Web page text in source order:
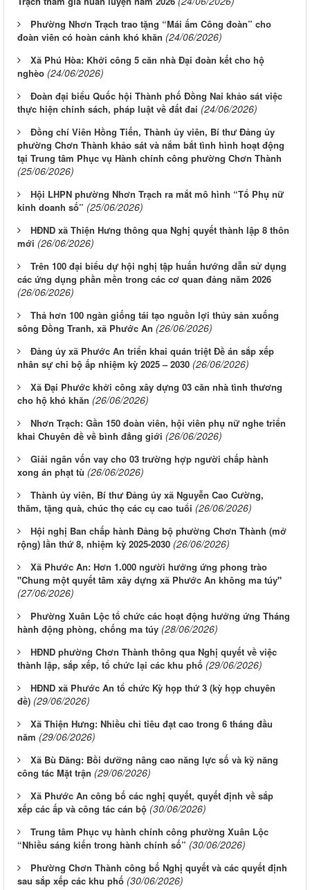
Phường Nhơn Trạch trao tặng “Mái ấm Công đoàn” cho
đoàn viên có hoàn cảnh khó khăn (24/06/2026)
Xã Phú Hòa: Khởi công 5 căn nhà Đại đoàn kết cho hộ
nghèo (24/06/2026)
Đoàn đại biểu Quốc hội Thành phố Đồng Nai khảo sát việc
thực hiện chính sách, pháp luật về đất đai (24/06/2026)
Đồng chí Viên Hồng Tiến, Thành ủy viên, Bí thư Đảng ủy
phường Chơn Thành khảo sát và nắm bắt tình hình hoạt động
tại Trung tâm Phục vụ Hành chính công phường Chơn Thành
(25/06/2026)
Hội LHPN phường Nhơn Trạch ra mắt mô hình “Tổ Phụ nữ
kinh doanh số” (25/06/2026)
HĐND xã Thiện Hưng thông qua Nghị quyết thành lập 8 thôn
mới (26/06/2026)
Trên 100 đại biểu dự hội nghị tập huấn hướng dẫn sử dụng
các ứng dụng phần mền trong các cơ quan đảng năm 2026
(26/06/2026)
Thả hơn 100 ngàn giống tái tạo nguồn lợi thủy sản xuống
sông Đồng Tranh, xã Phước An (26/06/2026)
Đảng ủy xã Phước An triển khai quán triệt Đề án sắp xếp
nhân sự chi bộ ấp nhiệm kỳ 2025 – 2030 (26/06/2026)
Xã Đại Phước khởi công xây dựng 03 căn nhà tình thương
cho hộ khó khăn (26/06/2026)
Nhơn Trạch: Gần 150 đoàn viên, hội viên phụ nữ nghe triển
khai Chuyên đề về bình đẳng giới (26/06/2026)
Giải ngân vốn vay cho 03 trường hợp người chấp hành
xong án phạt tù (26/06/2026)
Thành ủy viên, Bí thư Đảng ủy xã Nguyễn Cao Cường,
thăm, tặng quà, chúc thọ các cụ cao tuổi (26/06/2026)
Hội nghị Ban chấp hành Đảng bộ phường Chơn Thành (mở
rộng) lần thứ 8, nhiệm kỳ 2025-2030 (26/06/2026)
Xã Phước An: Hơn 1.000 người hưởng ứng phong trào
"Chung một quyết tâm xây dựng xã Phước An không ma túy"
(27/06/2026)
Phường Xuân Lộc tổ chức các hoạt động hưởng ứng Tháng
hành động phòng, chống ma túy (28/06/2026)
HĐND phường Chơn Thành thông qua Nghị quyết về việc
thành lập, sắp xếp, tổ chức lại các khu phố (29/06/2026)
HĐND xã Phước An tổ chức Kỳ họp thứ 3 (kỳ họp chuyên
đề) (29/06/2026)
Xã Thiện Hưng: Nhiều chỉ tiêu đạt cao trong 6 tháng đầu
năm (29/06/2026)
Xã Bù Đăng: Bồi dưỡng nâng cao năng lực số và kỹ năng
công tác Mặt trận (29/06/2026)
Xã Phước An công bố các nghị quyết, quyết định về sắp
xếp các ấp và công tác cán bộ (30/06/2026)
Trung tâm Phục vụ hành chính công phường Xuân Lộc
“Nhiều sáng kiến trong hành chính số” (30/06/2026)
Phường Chơn Thành công bố Nghị quyết và các quyết định
sau sắp xếp các khu phố (30/06/2026)